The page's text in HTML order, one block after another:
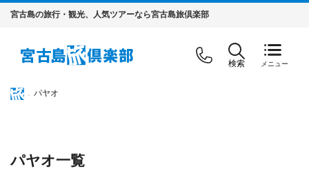
宮古島の旅行・観光、人気ツアーなら宮古島旅倶楽部
検索
パヤオ
パヤオ一覧